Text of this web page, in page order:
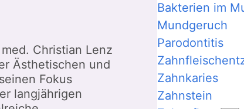
Christian Lenz
Ästhetischen und
Fokus
langjährigen
Bakterien im
Mundgeruch
Parodontitis
Zahnkaries
Zahnstein